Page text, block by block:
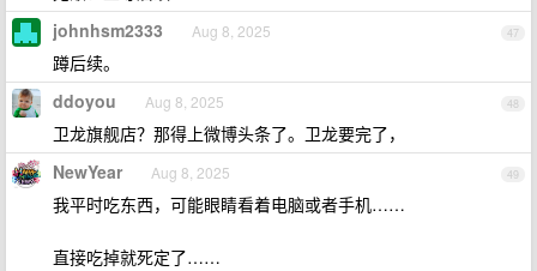
47
johnhsm2333 Aug 8, 2025
蹲后续。
48
ddoyou Aug 8, 2025
卫龙旗舰店？那得上微博头条了。卫龙要完了，
49
NewYear Aug 8, 2025
我平时吃东西，可能眼睛看着电脑或者手机……
直接吃掉就死定了……